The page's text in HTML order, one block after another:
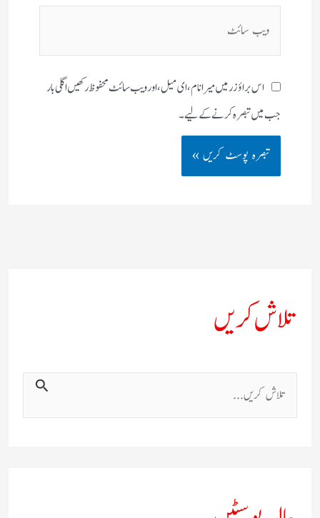
اس براؤزر میں میرا نام، ای میل، اور ویب سائٹ محفوظ رکھیں اگلی بار
جب میں تبصرہ کرنے کےلیے۔
تلاش کریں
ل